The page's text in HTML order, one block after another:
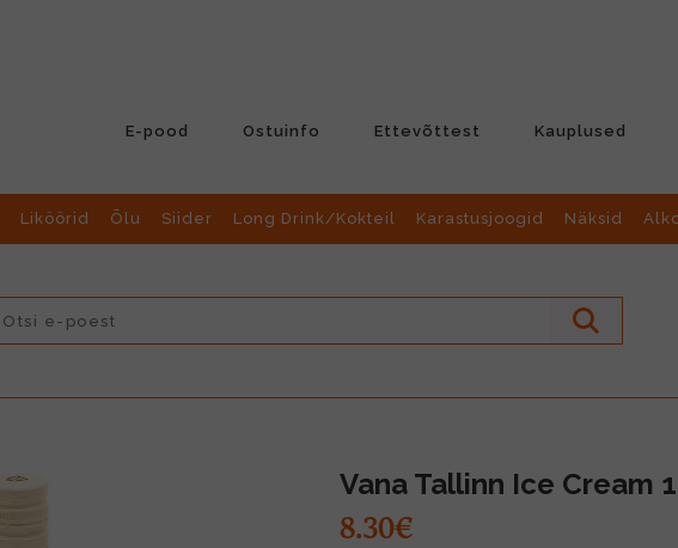
E-pood Ostuinfo Ettevõttest Kauplused
Liköörid Õlu Siider Long Drink/Kokteil Karastusjoogid Näksid
Vana Tallinn Ice Cream
8.30€